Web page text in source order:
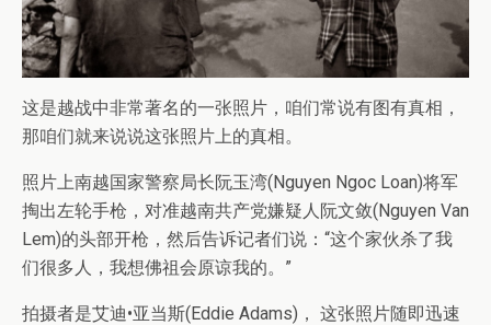
这是越战中非常著名的一张照片，咱们常说有图有真相，
那咱们就来说说这张照片上的真相。
照片上南越国家警察局长阮玉湾(Nguyen Ngoc Loan)将军
掏出左轮手枪，对准越南共产党嫌疑人阮文敛(Nguyen Van
Lem)的头部开枪，然后告诉记者们说：“这个家伙杀了我
们很多人，我想佛祖会原谅我的。”
拍摄者是艾迪•亚当斯(Eddie Adams)， 这张照片随即迅速